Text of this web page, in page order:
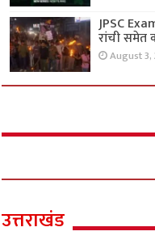
JPSC
रांची समेत
August 3,
उत्तराखंड